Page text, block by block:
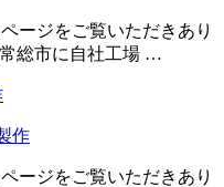
ージをご覧いただきあり
総市に自社工場 …
作
ージをご覧いただきあり